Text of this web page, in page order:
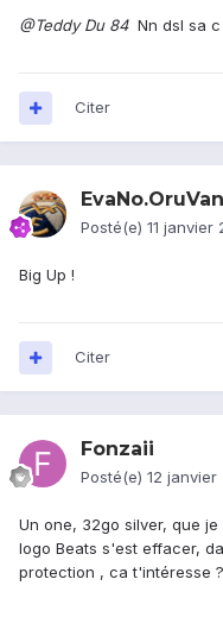
@Teddy Du 84 Nn dsl sa
Citer
EvaNo.OruVan
Posté(e) 11 janvier
Big Up !
Citer
Fonzaii
Posté(e) 12 janvier
Un one, 32go silver, que
logo Beats s'est effacer,
protection , ca t'intéresse ?